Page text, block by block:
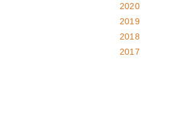
2020
2019
2018
2017